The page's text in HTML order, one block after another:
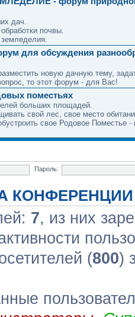
дач.
почвы.
для обсуждения
новую дачную тему,
то этот форум - для Вас!
поместьях
больших площадей.
свой лес, свое место
свое Родовое Поместье -
Пароль:
КОНФЕРЕНЦИИ
7, из них
(800)